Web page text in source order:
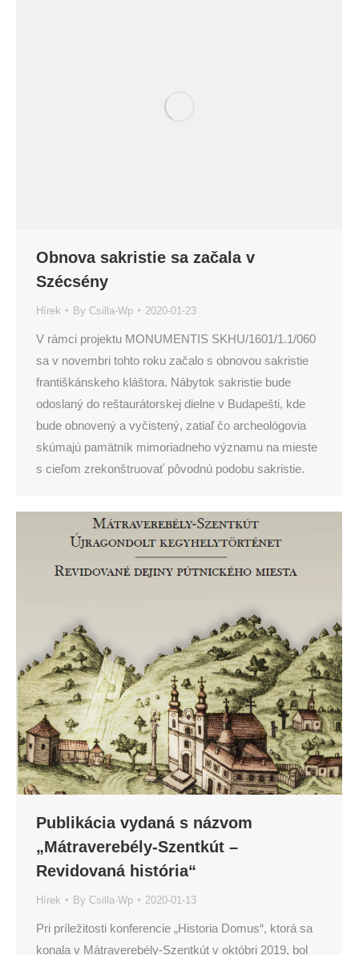
Obnova sakristie sa začala v
Szécsény
Hírek By Csilla-Wp 2020-01-23
V rámci projektu MONUMENTIS SKHU/1601/1.1/060
sa v novembri tohto roku začalo s obnovou sakristie
františkánskeho kláštora. Nábytok sakristie bude
odoslaný do reštaurátorskej dielne v Budapešti, kde
bude obnovený a vyčistený, zatiaľ čo archeológovia
skúmajú pamätník mimoriadneho významu na mieste
s cieľom zrekonštruovať pôvodnú podobu sakristie.
Publikácia vydaná s názvom
„Mátraverebély-Szentkút –
Revidovaná história“
Hírek By Csilla-Wp 2020-01-13
Pri príležitosti konferencie „Historia Domus“, ktorá sa
konala v Mátraverebély-Szentkút v októbri 2019, bol